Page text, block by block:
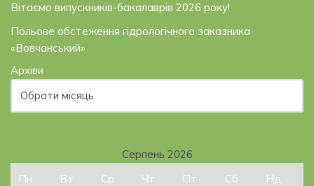
Вітаємо випускників-бакалаврів 2026 року!
Польове обстеження гідрологічного заказника
«Вовчанський»
Архіви
Серпень 2026
Пн
Вт Ср Чт Пт Сб Нд